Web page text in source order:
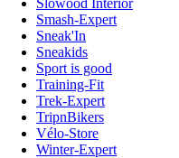
Smash-Expert
Sneak'In
Sneakids
Sport is good
Training-Fit
Trek-Expert
TripnBikers
Vélo-Store
Winter-Expert